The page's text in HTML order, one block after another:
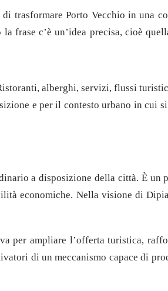
trasformare Porto Vecchio in una
frase c’è un’idea precisa, cioè
alberghi, servizi, flussi
e per il contesto urbano in cui si
a disposizione della città. È un
economiche. Nella visione di
per ampliare l’offerta turistica,
di un meccanismo capace di